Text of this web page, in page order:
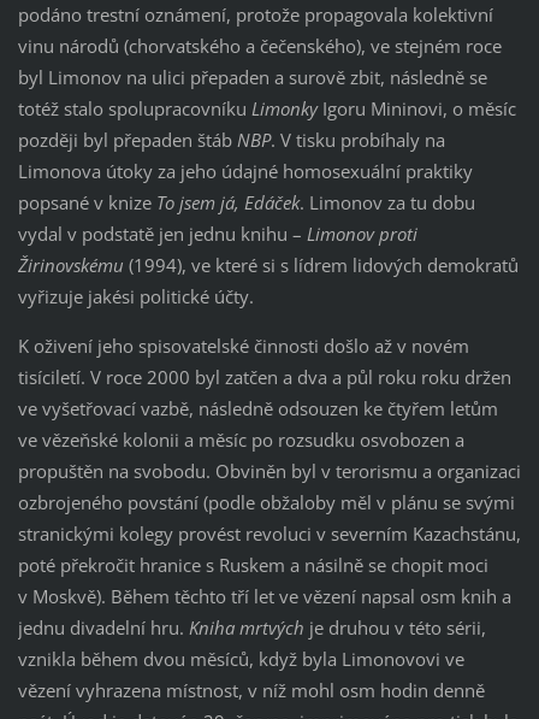
podáno trestní oznámení, protože propagovala kolektivní
vinu národů (chorvatského a čečenského), ve stejném roce
byl Limonov na ulici přepaden a surově zbit, následně se
totéž stalo spolupracovníku LimonkyIgoru Mininovi, o měsíc
později byl přepaden štáb NBP. V tisku probíhaly na
Limonova útoky za jeho údajné homosexuální praktiky
popsané v knize To jsem já, Edáček. Limonov za tu dobu
vydal v podstatě jen jednu knihu – Limonov proti
Žirinovskému (1994), ve které si s lídrem lidových demokratů
vyřizuje jakési politické účty.
K oživení jeho spisovatelské činnosti došlo až v novém
tisíciletí. V roce 2000 byl zatčen a dva a půl roku roku držen
ve vyšetřovací vazbě, následně odsouzen ke čtyřem letům
ve vězeňské kolonii a měsíc po rozsudku osvobozen a
propuštěn na svobodu. Obviněn byl v terorismu a organizaci
ozbrojeného povstání (podle obžaloby měl v plánu se svými
stranickými kolegy provést revoluci v severním Kazachstánu,
poté překročit hranice s Ruskem a násilně se chopit moci
v Moskvě). Během těchto tří let ve vězení napsal osm knih a
jednu divadelní hru. Kniha mrtvých je druhou v této sérii,
vznikla během dvou měsíců, když byla Limonovovi ve
vězení vyhrazena místnost, v níž mohl osm hodin denně